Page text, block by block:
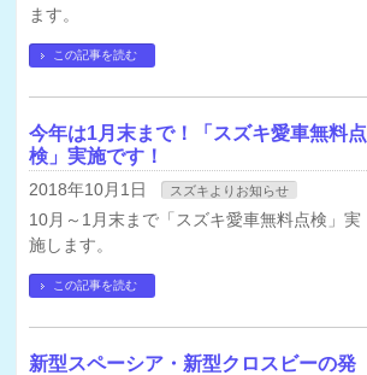
ます。
この記事を読む
今年は1月末まで！「スズキ愛車無料点
検」実施です！
2018年10月1日 スズキよりお知らせ
10月～1月末まで「スズキ愛車無料点検」実
施します。
この記事を読む
新型スペーシア・新型クロスビーの発